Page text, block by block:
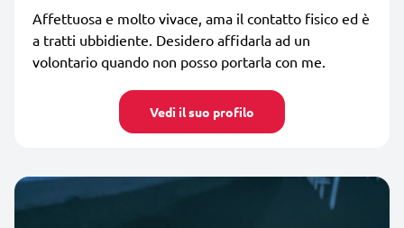
Affettuosa e molto vivace, ama il contatto fisico ed è
a tratti ubbidiente. Desidero affidarla ad un
volontario quando non posso portarla con me.
Vedi il suo profilo